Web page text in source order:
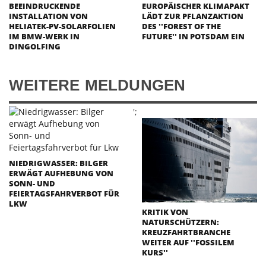
BEEINDRUCKENDE
INSTALLATION VON
HELIATEK-PV-SOLARFOLIEN
IM BMW-WERK IN
DINGOLFING
EUROPÄISCHER KLIMAPAKT
LÄDT ZUR PFLANZAKTION
DES ''FOREST OF THE
FUTURE'' IN POTSDAM EIN
WEITERE MELDUNGEN
';
NIEDRIGWASSER: BILGER
ERWÄGT AUFHEBUNG VON
SONN- UND
FEIERTAGSFAHRVERBOT FÜR
LKW
KRITIK VON
NATURSCHÜTZERN:
KREUZFAHRTBRANCHE
WEITER AUF ''FOSSILEM
KURS''